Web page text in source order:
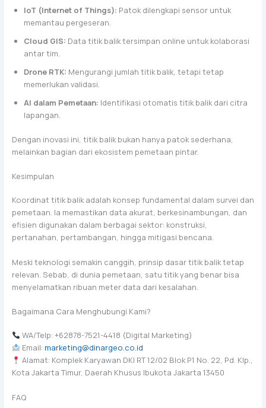
IoT (Internet of Things): Patok dilengkapi sensor untuk
memantau pergeseran.
Cloud GIS: Data titik balik tersimpan online untuk kolaborasi
antar tim.
Drone RTK: Mengurangi jumlah titik balik, tetapi tetap
memerlukan validasi.
AI dalam Pemetaan: Identifikasi otomatis titik balik dari citra
lapangan.
Dengan inovasi ini, titik balik bukan hanya patok sederhana,
melainkan bagian dari ekosistem pemetaan pintar.
Kesimpulan
Koordinat titik balik adalah konsep fundamental dalam survei dan
pemetaan. Ia memastikan data akurat, berkesinambungan, dan
efisien digunakan dalam berbagai sektor: konstruksi,
pertanahan, pertambangan, hingga mitigasi bencana.
Meski teknologi semakin canggih, prinsip dasar titik balik tetap
relevan. Sebab, di dunia pemetaan, satu titik yang benar bisa
menyelamatkan ribuan meter data dari kesalahan.
Bagaimana Cara Menghubungi Kami?
WA/Telp: +62878-7521-4418 (Digital Marketing)
Email: marketing@dinargeo.co.id
Alamat: Komplek Karyawan DKI RT 12/02 Blok P1 No. 22, Pd. Klp.,
Kota Jakarta Timur, Daerah Khusus Ibukota Jakarta 13450
FAQ